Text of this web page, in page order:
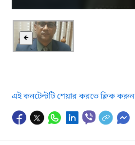
🡸
এই কনটেন্টটি শেয়ার করতে ক্লিক করুন